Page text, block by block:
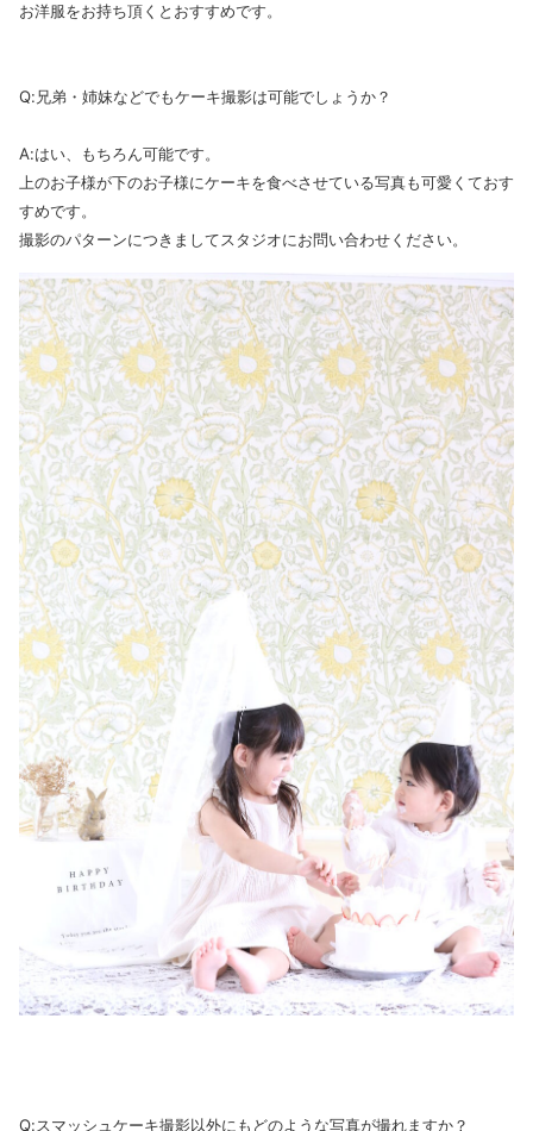
お洋服をお持ち頂くとおすすめです。
Q:兄弟・姉妹などでもケーキ撮影は可能でしょうか？
A:はい、もちろん可能です。
上のお子様が下のお子様にケーキを食べさせている写真も可愛くておす
すめです。
撮影のパターンにつきましてスタジオにお問い合わせください。
Q:スマッシュケーキ撮影以外にもどのような写真が撮れますか？